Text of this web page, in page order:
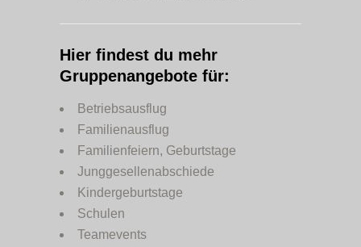
Hier findest du mehr
Gruppenangebote für:
Betriebsausflug
Familienausflug
Familienfeiern, Geburtstage
Junggesellenabschiede
Kindergeburtstage
Schulen
Teamevents